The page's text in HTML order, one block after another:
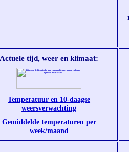
Actuele tijd, weer en klimaat:
Temperatuur en 10-daagse
weersverwachting
Gemiddelde temperaturen per
week/maand